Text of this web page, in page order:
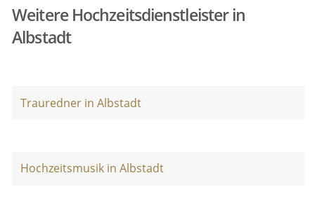
Weitere Hochzeitsdienstleister in
Albstadt
Trauredner in Albstadt
Hochzeitsmusik in Albstadt